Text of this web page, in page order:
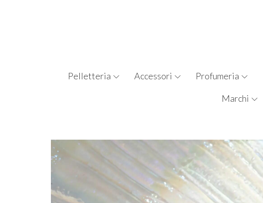
Pelletteria Accessori Profumeria
Marchi